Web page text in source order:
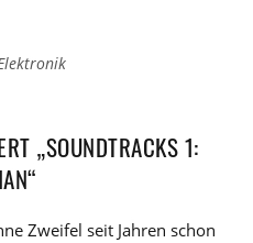
„SOUNDTRACKS 1:
Zweifel seit Jahren schon